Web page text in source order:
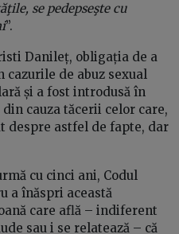
se pedepseşte cu
”.
Danileț, obligația de a
de abuz sexual
și a fost introdusă în
cauza tăcerii celor care,
despre astfel de fapte, dar
cu cinci ani, Codul
a înăspri această
care află – indiferent
sau i se relatează – că